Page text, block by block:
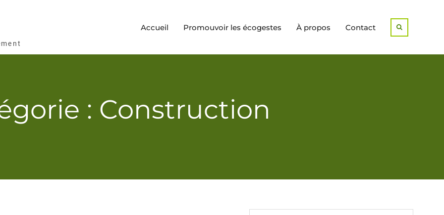
Accueil Promouvoir les écogestes À propos Contact
: Construction